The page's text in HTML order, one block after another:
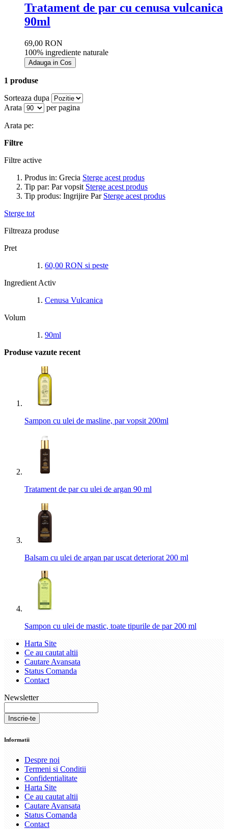
Tratament de par cu cenusa vulcanica
90ml
69,00 RON
100% ingrediente naturale
Adauga in Cos
1 produse
Sorteaza dupa
Arata
per pagina
Arata pe:
Filtre
Filtre active
Produs in: Grecia Sterge acest produs
Tip par: Par vopsit Sterge acest produs
Tip produs: Ingrijire Par Sterge acest produs
Sterge tot
Filtreaza produse
Pret
60,00 RON si peste
Ingredient Activ
Cenusa Vulcanica
Volum
90ml
Produse vazute recent
Sampon cu ulei de masline, par vopsit 200ml
Tratament de par cu ulei de argan 90 ml
Balsam cu ulei de argan par uscat deteriorat 200 ml
Sampon cu ulei de mastic, toate tipurile de par 200 ml
Harta Site
Ce au cautat altii
Cautare Avansata
Status Comanda
Contact
Newsletter
Inscrie-te
Informatii
Despre noi
Termeni si Conditii
Confidentialitate
Harta Site
Ce au cautat altii
Cautare Avansata
Status Comanda
Contact